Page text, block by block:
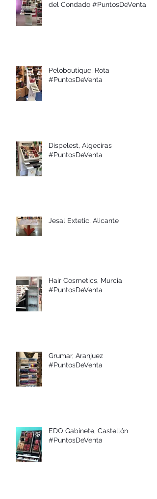
del Condado #PuntosDeVenta
Peloboutique, Rota
#PuntosDeVenta
Dispelest, Algeciras
#PuntosDeVenta
Jesal Extetic, Alicante
Hair Cosmetics, Murcia
#PuntosDeVenta
Grumar, Aranjuez
#PuntosDeVenta
EDO Gabinete, Castellón
#PuntosDeVenta